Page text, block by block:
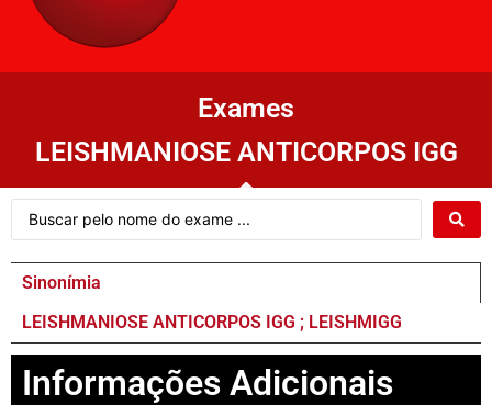
Exames
LEISHMANIOSE ANTICORPOS IGG
Sinonímia
LEISHMANIOSE ANTICORPOS IGG ; LEISHMIGG
Informações Adicionais